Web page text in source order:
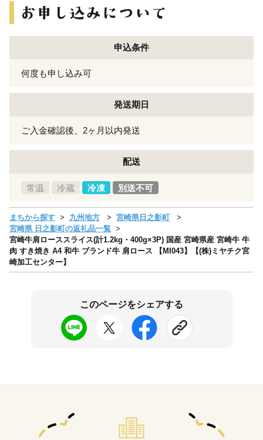
申込条件
何度も申し込み可
発送期日
ご入金確認後、2ヶ月以内発送
配送
常温 冷蔵 冷凍 別送不可
まちから探す 九州地方
宮崎県日之影町
宮崎県 日之影町の返礼品一覧
宮崎牛肩ローススライス(計1.2kg・400g×3P) 国産 宮崎県産 宮崎牛 牛
肉 すき焼き A4 和牛 ブランド牛 肩ロース 【MI043】【(株)ミヤチク宮
崎加工センター】
このページをシェアする